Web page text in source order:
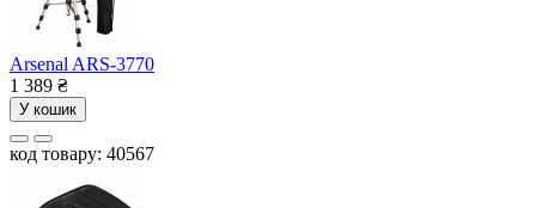
Arsenal ARS-3770
1 389 ₴
У кошик
код товару: 40567